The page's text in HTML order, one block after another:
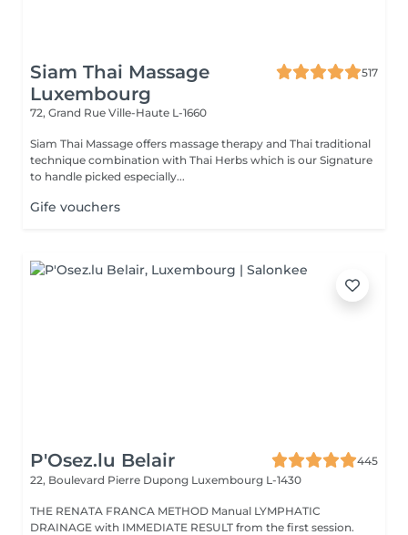
Siam Thai Massage
Luxembourg
517
72, Grand Rue Ville-Haute L-1660
Siam Thai Massage offers massage therapy and Thai traditional
technique combination with Thai Herbs which is our Signature
to handle picked especially...
Gife vouchers
P'Osez.lu Belair
445
22, Boulevard Pierre Dupong Luxembourg L-1430
THE RENATA FRANCA METHOD Manual LYMPHATIC
DRAINAGE with IMMEDIATE RESULT from the first session.